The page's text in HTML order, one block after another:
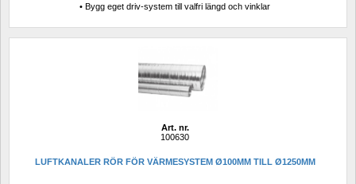
• Bygg eget driv-system till valfri längd och vinklar
Art. nr.
100630
LUFTKANALER RÖR FÖR VÄRMESYSTEM Ø100MM TILL Ø1250MM